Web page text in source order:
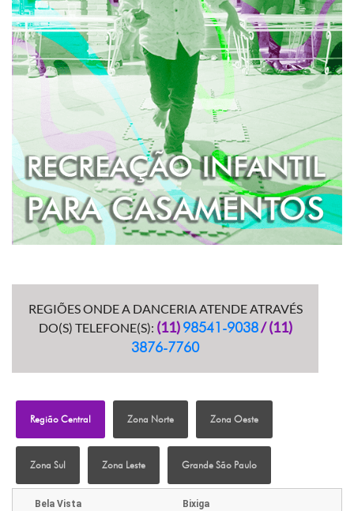
pequenos convidados com uma equipe especializada
que cuidará deles com muito carinho durante todo o
evento.
Jogos, brincadeiras e atividades são realizadas
com as crianças nesse espaço kids que é super
agradável e aconchegante para os pequeninos.
SAIBA MAIS
REGIÕES ONDE A DANCERIA ATENDE ATRAVÉS
DO(S) TELEFONE(S): (11)98541-9038/ (11)
3876-7760
Região Central Zona Norte Zona Oeste
Zona Sul Zona Leste Grande São Paulo
Bela Vista
Bixiga